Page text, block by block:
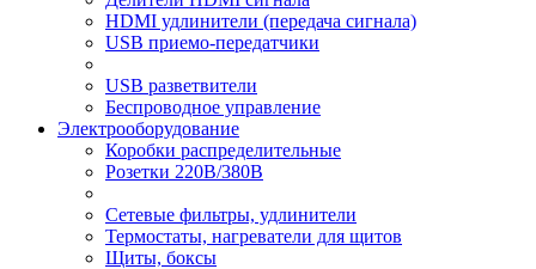
HDMI удлинители (передача сигнала)
USB приемо-передатчики
USB разветвители
Беспроводное управление
Электрооборудование
Коробки распределительные
Розетки 220В/380В
Сетевые фильтры, удлинители
Термостаты, нагреватели для щитов
Щиты, боксы